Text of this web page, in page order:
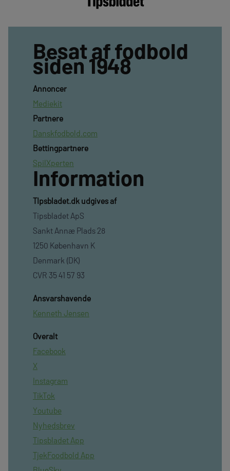
Besat af fodbold
siden 1948
Annoncer
Mediekit
Partnere
Danskfodbold.com
Bettingpartnere
SpilXperten
Information
TIpsbladet.dk udgives af
Tipsbladet ApS
Sankt Annæ Plads 28
1250 København K
Denmark (DK)
CVR 35 41 57 93
Ansvarshavende
Kenneth Jensen
Overalt
Facebook
X
Instagram
TikTok
Youtube
Nyhedsbrev
Tipsbladet App
TjekFoodbold App